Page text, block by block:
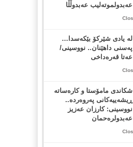
عەبدولموتەلیب عەبدوڵڵا
لە یادی شێرکۆ بێکەسدا…
پەسنی داهێنان.. نووسینی/
عەتا قەرەداخی
شکاندی مامۆستا و کارەساتە
ڕیشەییەکانی پەروەردە..
نووسینی: کارزان عەزیز
عەبدولرەحمان